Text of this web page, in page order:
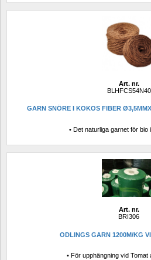
Art. nr.
BLHFCS54N40
GARN SNÖRE I KOKOS FIBER
• Det naturliga garnet för bio
Art. nr.
BRI306
ODLINGS GARN 1200M/KG
• För upphängning vid Tomat